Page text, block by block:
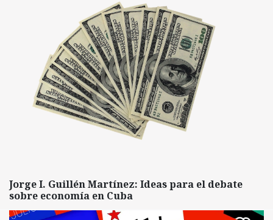
Jorge I. Guillén Martínez: Ideas para el debate
sobre economía en Cuba